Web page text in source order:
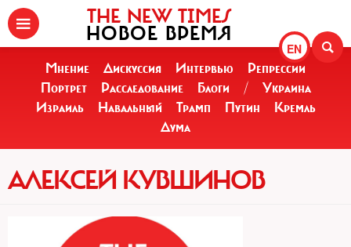
EN
THE NEW TIMES
НОВОЕ ВРЕМЯ
Мнение Дискуссия Интервью
Репрессии
Портрет
Расследование Блоги /
Украина
Израиль
Навальный Трамп Путин
Кремль
Дума
АЛЕКСЕЙ КУВШИНОВ